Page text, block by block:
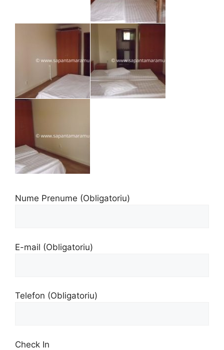
Nume Prenume (Obligatoriu)
E-mail (Obligatoriu)
Telefon (Obligatoriu)
Check In